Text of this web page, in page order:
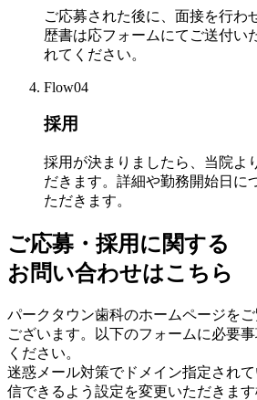
ご応募された後に、面接を行わ
歴書は応フォームにてご送付い
れてください。
Flow04
採用
採用が決まりましたら、当院よ
だきます。詳細や勤務開始日に
ただきます。
ご応募・採用に関する
お問い合わせはこちら
パークタウン歯科のホームページを
ございます。以下のフォームに必要
ください。
迷惑メール対策でドメイン指定され
信できるよう設定を変更いただきま